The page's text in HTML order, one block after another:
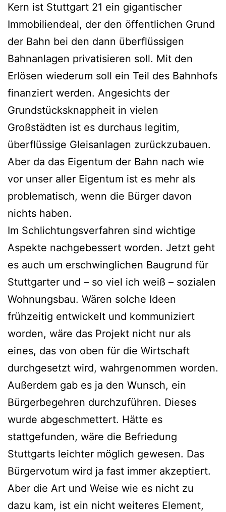
Kern ist Stuttgart 21 ein gigantischer
Immobiliendeal, der den öffentlichen Grund
der Bahn bei den dann überflüssigen
Bahnanlagen privatisieren soll. Mit den
Erlösen wiederum soll ein Teil des Bahnhofs
finanziert werden. Angesichts der
Grundstücksknappheit in vielen
Großstädten ist es durchaus legitim,
überflüssige Gleisanlagen zurückzubauen.
Aber da das Eigentum der Bahn nach wie
vor unser aller Eigentum ist es mehr als
problematisch, wenn die Bürger davon
nichts haben.
Im Schlichtungsverfahren sind wichtige
Aspekte nachgebessert worden. Jetzt geht
es auch um erschwinglichen Baugrund für
Stuttgarter und – so viel ich weiß – sozialen
Wohnungsbau. Wären solche Ideen
frühzeitig entwickelt und kommuniziert
worden, wäre das Projekt nicht nur als
eines, das von oben für die Wirtschaft
durchgesetzt wird, wahrgenommen worden.
Außerdem gab es ja den Wunsch, ein
Bürgerbegehren durchzuführen. Dieses
wurde abgeschmettert. Hätte es
stattgefunden, wäre die Befriedung
Stuttgarts leichter möglich gewesen. Das
Bürgervotum wird ja fast immer akzeptiert.
Aber die Art und Weise wie es nicht zu
dazu kam, ist ein nicht weiteres Element,